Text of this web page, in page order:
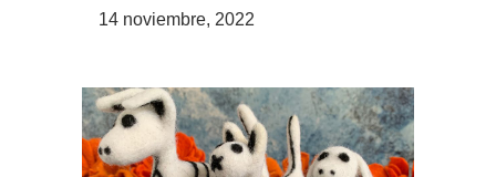
14 noviembre, 2022